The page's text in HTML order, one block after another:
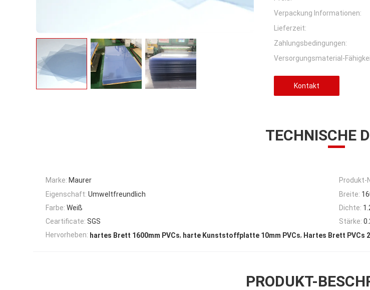
Verpackung Informationen:
Lieferzeit:
Zahlungsbedingungen:
Versorgungsmaterial-
Kontakt
TECHNISCHE
Marke: Maurer Produkt-
Eigenschaft: Umweltfreundlich Breite:
Farbe: Weiß Dichte:
Ceartificate: SGS Stärke:
Hervorheben: hartes Brett 1600mm PVCs, harte Kunststoffplatte 10mm PVCs, Hartes Brett PVCs
PRODUKT-